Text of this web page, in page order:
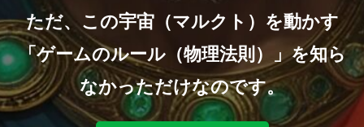
ただ、この宇宙（マルクト）を動かす
「ゲームのルール（物理法則）」を知ら
なかっただけなのです。